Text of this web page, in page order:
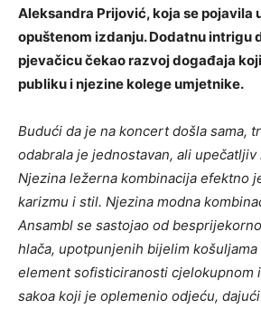
Aleksandra Prijović, koja se pojavila
opuštenom izdanju. Dodatnu intrigu
pjevačicu čekao razvoj događaja
publiku i njezine kolege umjetnike.
Budući da je na koncert došla sama,
odabrala je jednostavan, ali
Njezina ležerna kombinacija efektno
karizmu i stil. Njezina modna
Ansambl se sastojao od
hlača, upotpunjenih bijelim
element sofisticiranosti cjelokupnom
sakoa koji je oplemenio odjeću,